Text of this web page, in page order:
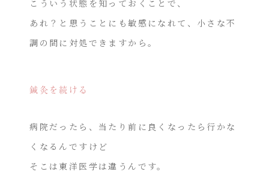
こういう状態を知っておくことで、
あれ？と思うことにも敏感になれて、小さな不
調の間に対処できますから。
鍼灸を続ける
病院だったら、当たり前に良くなったら行かな
くなるんですけど
そこは東洋医学は違うんです。